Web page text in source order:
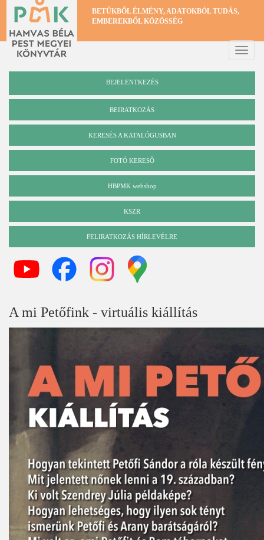
Ugrás
tartalomra
BETŰKBŐL ÉLMÉNY, ADATOKBÓL TUDÁS,
EMBEREKBŐL KÖZÖSSÉG
Toggle
BEJELENTKEZÉS
BEIRATKOZÁS
Katalógus
KERESÉS A KATALÓGUSBAN
FOTÓ KERESŐ
HBPMK webshop
KSZR
FELIRATKOZÁS HÍRLEVÉLRE
A mi Petőfink - virtuális kiállítás